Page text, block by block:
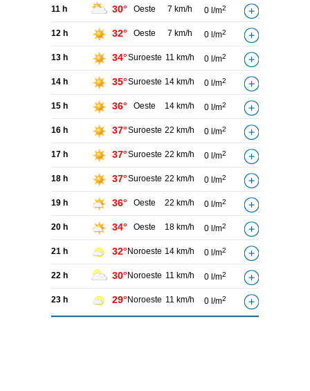
11 h 30° Oeste 7 km/h 0 l/m2
12 h 32° Oeste 7 km/h 0 l/m2
13 h 34°Suroeste 11 km/h 0 l/m2
14 h 35°Suroeste 14 km/h 0 l/m2
15 h 36° Oeste 14 km/h 0 l/m2
16 h 37°Suroeste 22 km/h 0 l/m2
17 h 37°Suroeste 22 km/h 0 l/m2
18 h 37°Suroeste 22 km/h 0 l/m2
19 h 36° Oeste 22 km/h 0 l/m2
20 h 34° Oeste 18 km/h 0 l/m2
21 h 32° Noroeste 14 km/h 0 l/m2
22 h 30° Noroeste 11 km/h 0 l/m2
23 h 29° Noroeste 11 km/h 0 l/m2